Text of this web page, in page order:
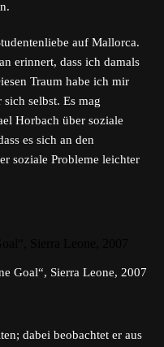
auf Mallorca.
erinnert, dass ich damals
Traum habe ich mir
selbst. Es mag
Horbach über soziale
es sich an den
soziale Probleme leichter
Goal“, Sierra Leone, 2007
dabei beobachtet er aus